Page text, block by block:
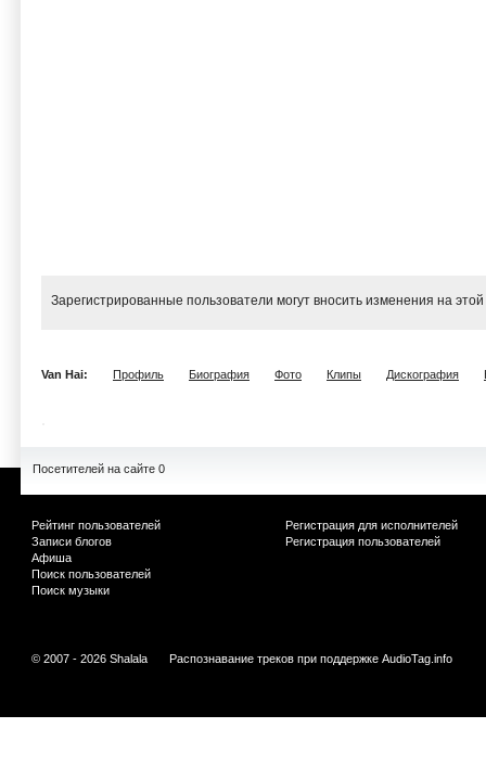
Зарегистрированные пользователи могут вносить изменения на
Van Hai: Профиль Биография Фото Клипы Дискография
Посетителей на сайте 0
Рейтинг пользователей
Записи блогов
Афиша
Поиск пользователей
Поиск музыки
Регистрация для исполнителей
Регистрация пользователей
© 2007 - 2026 Shalala Распознавание треков при поддержке AudioTag.info